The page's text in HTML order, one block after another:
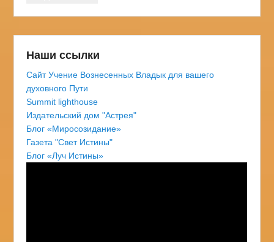
Наши ссылки
Сайт Учение Вознесенных Владык для вашего
духовного Пути
Summit lighthouse
Издательский дом "Астрея"
Блог «Миросозидание»
Газета "Свет Истины"
Блог «Луч Истины»